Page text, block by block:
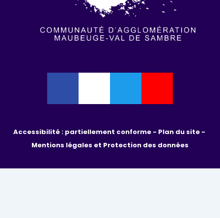
Accessibilité : partiellement conforme -
Mentions légales et Protection des données